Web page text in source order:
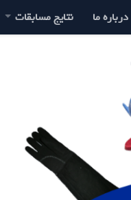
درباره ما نتایج مسابقات